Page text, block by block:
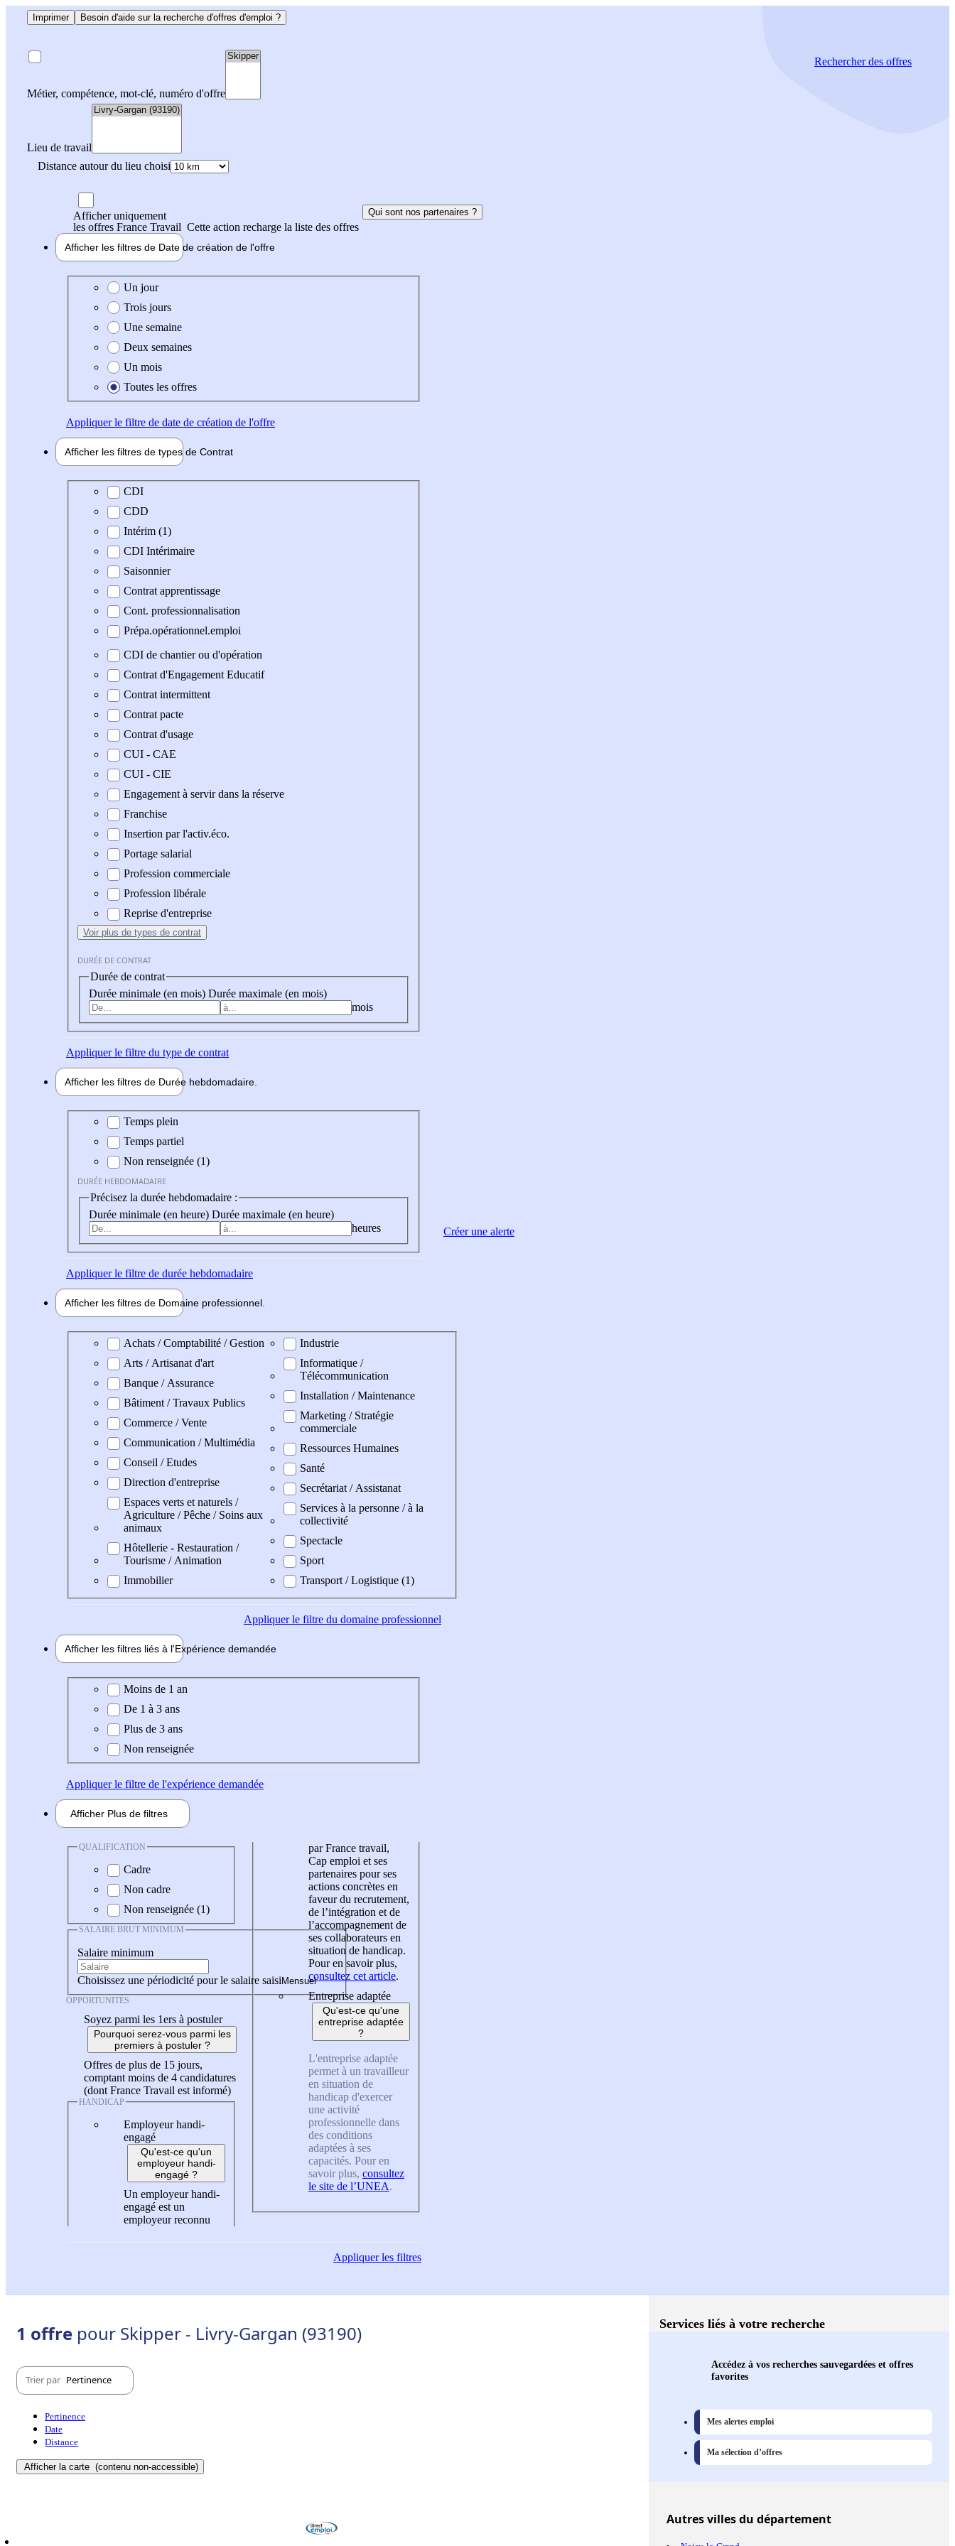
Imprimer Besoin d'aide sur la recherche d'offres d'emploi ?
Métier, compétence, mot-clé, numéro d'offre
Lieu de travail
Distance autour du lieu choisi
Rechercherdes offres
Afficher uniquement
les offres France Travail Cette action recharge la liste des offres
Qui sont nos partenaires ?
Afficher les filtres de Date de création de l'offre
Date de création de l'offre
Un jour
Trois jours
Une semaine
Deux semaines
Un mois
Toutes les offres
Appliquerle filtre de date de création de l'offre
Afficher les filtres de types de Contrat
Type de contrat
CDI
CDD
Intérim (1)
CDI Intérimaire
Saisonnier
Contrat apprentissage
Cont. professionnalisation
Prépa.opérationnel.emploi
CDI de chantier ou d'opération
Contrat d'Engagement Educatif
Contrat intermittent
Contrat pacte
Contrat d'usage
CUI - CAE
CUI - CIE
Engagement à servir dans la réserve
Franchise
Insertion par l'activ.éco.
Portage salarial
Profession commerciale
Profession libérale
Reprise d'entreprise
Voir plus de types de contrat
DURÉE DE CONTRAT
Durée de contrat
Durée minimale (en mois) Durée maximale (en mois)
mois
Appliquerle filtre du type de contrat
Afficher les filtres de Durée hebdomadaire
Durée hebdomadaire
Temps plein
Temps partiel
Non renseignée (1)
DURÉE HEBDOMADAIRE
Précisez la durée hebdomadaire :
Durée minimale (en heure) Durée maximale (en heure)
heures
Appliquerle filtre de durée hebdomadaire
Afficher les filtres de Domaine professionnel
Domaine professionel
Achats / Comptabilité / Gestion
Arts / Artisanat d'art
Banque / Assurance
Bâtiment / Travaux Publics
Commerce / Vente
Communication / Multimédia
Conseil / Etudes
Direction d'entreprise
Espaces verts et naturels /
Agriculture / Pêche / Soins aux
animaux
Hôtellerie - Restauration /
Tourisme / Animation
Immobilier
Industrie
Informatique /
Télécommunication
Installation / Maintenance
Marketing / Stratégie
commerciale
Ressources Humaines
Santé
Secrétariat / Assistanat
Services à la personne / à la
collectivité
Spectacle
Sport
Transport / Logistique (1)
Appliquerle filtre du domaine professionnel
Afficher les filtres liés à l'Expérience demandée
Expérience demandée
Moins de 1 an
De 1 à 3 ans
Plus de 3 ans
Non renseignée
Appliquerle filtre de l'expérience demandée
Afficher Plus de filtres
QUALIFICATION
Cadre
Non cadre
Non renseignée (1)
SALAIRE BRUT MINIMUM
Salaire minimum
Choisissez une périodicité pour le salaire saisi
OPPORTUNITÉS
Soyez parmi les 1ers à postuler
Pourquoi serez-vous parmi les
premiers à postuler ?
Offres de plus de 15 jours,
comptant moins de 4 candidatures
(dont France Travail est informé)
HANDICAP
Employeur handi-
engagé
Qu'est-ce qu'un
employeur handi-
engagé ?
Un employeur handi-
engagé est un
employeur reconnu
par France travail,
Cap emploi et ses
partenaires pour ses
actions concrètes en
faveur du recrutement,
de l’intégration et de
l’accompagnement de
ses collaborateurs en
situation de handicap.
Pour en savoir plus,
consultez cet article.
Entreprise adaptée
Qu'est-ce qu'une
entreprise adaptée
?
L'entreprise adaptée
permet à un travailleur
en situation de
handicap d'exercer
une activité
professionnelle dans
des conditions
adaptées à ses
capacités. Pour en
savoir plus, consultez
le site de l’UNEA.
Appliquerles filtres
Créer une alerte
1 offre pour Skipper - Livry-Gargan (93190)
Trier par Pertinence
Pertinence
Date
Distance
Afficher la carte (contenu non-accessible)
Services liés à votre recherche
Accédez à vos recherches sauvegardées et offres
favorites
Mes alertes emploi
Ma sélection d’offres
Autresvillesdu département